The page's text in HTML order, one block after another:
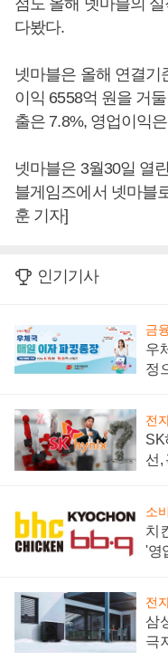
점도 올해 넷마블의
다봤다.
넷마블은 올해 연결기
이익 6558억 원을 거
출은 7.8%, 영업이익
넷마블은 3월30일 열
블게임즈에서 넷마블
훈 기자]
인기기사
금
우
정
전
SK
선,
소
치
'영
전
삼
극